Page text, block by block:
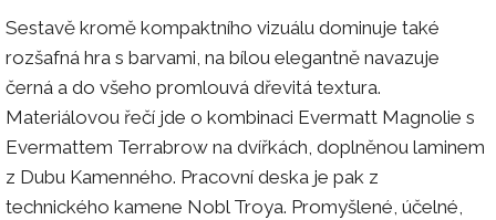
Sestavě kromě kompaktního vizuálu dominuje také
rozšafná hra s barvami, na bílou elegantně navazuje
černá a do všeho promlouvá dřevitá textura.
Materiálovou řečí jde o kombinaci Evermatt Magnolie s
Evermattem Terrabrow na dvířkách, doplněnou laminem
z Dubu Kamenného. Pracovní deska je pak z
technického kamene Nobl Troya. Promyšlené, účelné,